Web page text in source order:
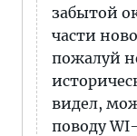
забытой
части
пожалуй
видел,
поводу